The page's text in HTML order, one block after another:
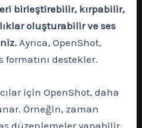
birleştirebilir, kırpabilir,
oluşturabilir ve ses
Ayrıca, OpenShot,
formatını destekler.
için OpenShot, daha
Örneğin, zaman
düzenlemeler yapabilir,